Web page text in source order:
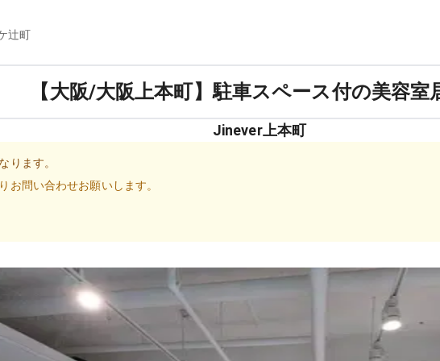
辻町
【大阪/大阪上本町】駐車スペース付の美容室
Jinever上本町
ります。
お問い合わせお願いします。